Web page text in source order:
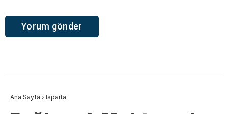
Ana Sayfa › Isparta